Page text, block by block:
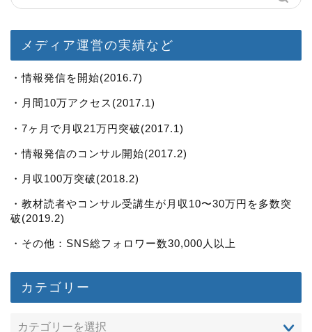
メディア運営の実績など
・情報発信を開始(2016.7)
・月間10万アクセス(2017.1)
・7ヶ月で月収21万円突破(2017.1)
・情報発信のコンサル開始(2017.2)
・月収100万突破(2018.2)
・教材読者やコンサル受講生が月収10〜30万円を多数突
破(2019.2)
・その他：SNS総フォロワー数30,000人以上
カテゴリー